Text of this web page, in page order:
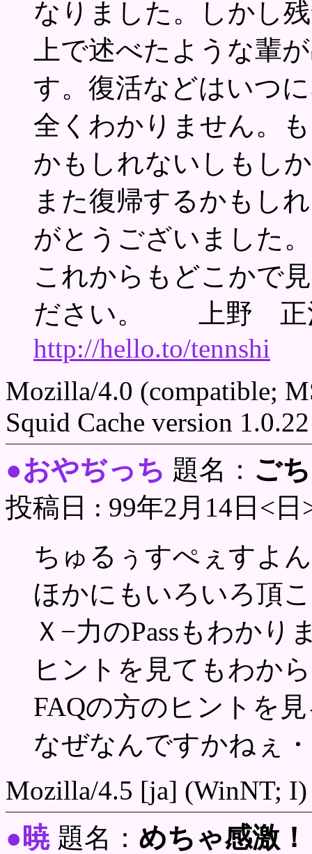
なりました。しかし
上で述べたような輩
す。復活などはいつ
全くわかりません。
かもしれないしもし
また復帰するかもし
がとうございました。
これからもどこかで
ださい。 上野 正
http://hello.to/tennshi
Mozilla/4.0 (compatible;
Squid Cache version 1.0.22
●おやぢっち 題名： ご
投稿日 : 99年2月14日<日
ちゅるぅすぺぇすよ
ほかにもいろいろ頂
Ｘ−力のPassもわかり
ヒントを見てもわか
FAQの方のヒントを
なぜなんですかねぇ
Mozilla/4.5 [ja] (WinNT; I)
●暁 題名： めちゃ感激